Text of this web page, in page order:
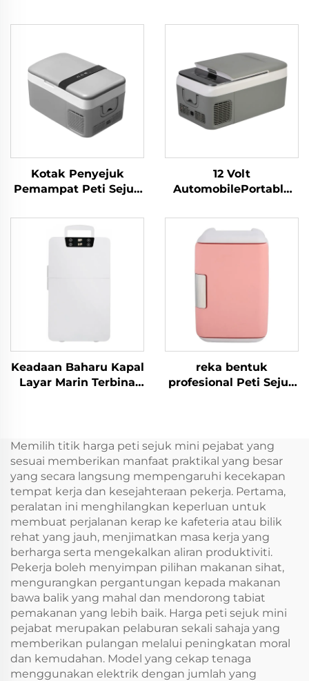
Kotak Penyejuk
Pemampat Peti Sejuk
Berkualiti Tinggi, Peti
Sejuk Kereta 12V
untuk Perkhemahan,
RV dan Perjalanan
12 Volt
AutomobilePortable
Refrigerator Camping
Fridge Peti sejuk
Kereta Elektrik Mini
Keadaan Baharu Kapal
Layar Marin Terbina
Dalam Peti sejuk Laci
Mini 20L Kereta Dc
Terbina Dalam
reka bentuk
profesional Peti Sejuk
Penjagaan Kulit Merah
Atau Putih Peti Sejuk
Mini Mudah Alih
Memilih titik harga peti sejuk mini pejabat yang
sesuai memberikan manfaat praktikal yang besar
yang secara langsung mempengaruhi kecekapan
tempat kerja dan kesejahteraan pekerja. Pertama,
peralatan ini menghilangkan keperluan untuk
membuat perjalanan kerap ke kafeteria atau bilik
rehat yang jauh, menjimatkan masa kerja yang
berharga serta mengekalkan aliran produktiviti.
Pekerja boleh menyimpan pilihan makanan sihat,
mengurangkan pergantungan kepada makanan
bawa balik yang mahal dan mendorong tabiat
pemakanan yang lebih baik. Harga peti sejuk mini
pejabat merupakan pelaburan sekali sahaja yang
memberikan pulangan melalui peningkatan moral
dan kemudahan. Model yang cekap tenaga
menggunakan elektrik dengan jumlah yang